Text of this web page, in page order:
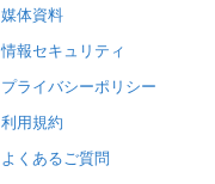
媒体資料
情報セキュリティ
プライバシーポリシー
利用規約
よくあるご質問